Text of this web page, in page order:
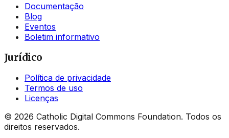
Documentação
Blog
Eventos
Boletim informativo
Jurídico
Política de privacidade
Termos de uso
Licenças
© 2026 Catholic Digital Commons Foundation. Todos os
direitos reservados.